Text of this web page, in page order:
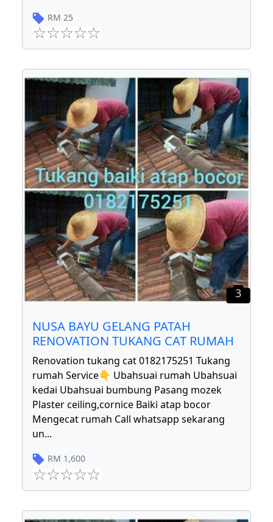
RM 25
3
NUSA BAYU GELANG PATAH
RENOVATION TUKANG CAT RUMAH
Renovation tukang cat 0182175251 Tukang
rumah Service👇 Ubahsuai rumah Ubahsuai
kedai Ubahsuai bumbung Pasang mozek
Plaster ceiling,cornice Baiki atap bocor
Mengecat rumah Call whatsapp sekarang
un...
RM 1,600